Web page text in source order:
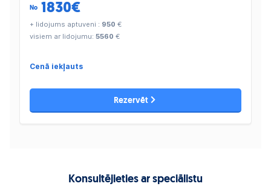
No 1830€
+ lidojums aptuveni : 950 €
visiem ar lidojumu: 5560 €
Cenā iekļauts
Rezervēt
Konsultējieties ar speciālistu